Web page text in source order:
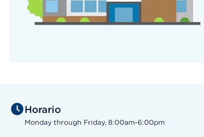
Horario
Monday through Friday, 8:00am-6:00pm